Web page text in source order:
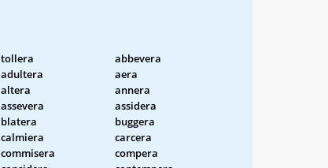
tollera
abbevera
adultera
aera
altera
annera
assevera
assidera
blatera
buggera
calmiera
carcera
commisera
compera